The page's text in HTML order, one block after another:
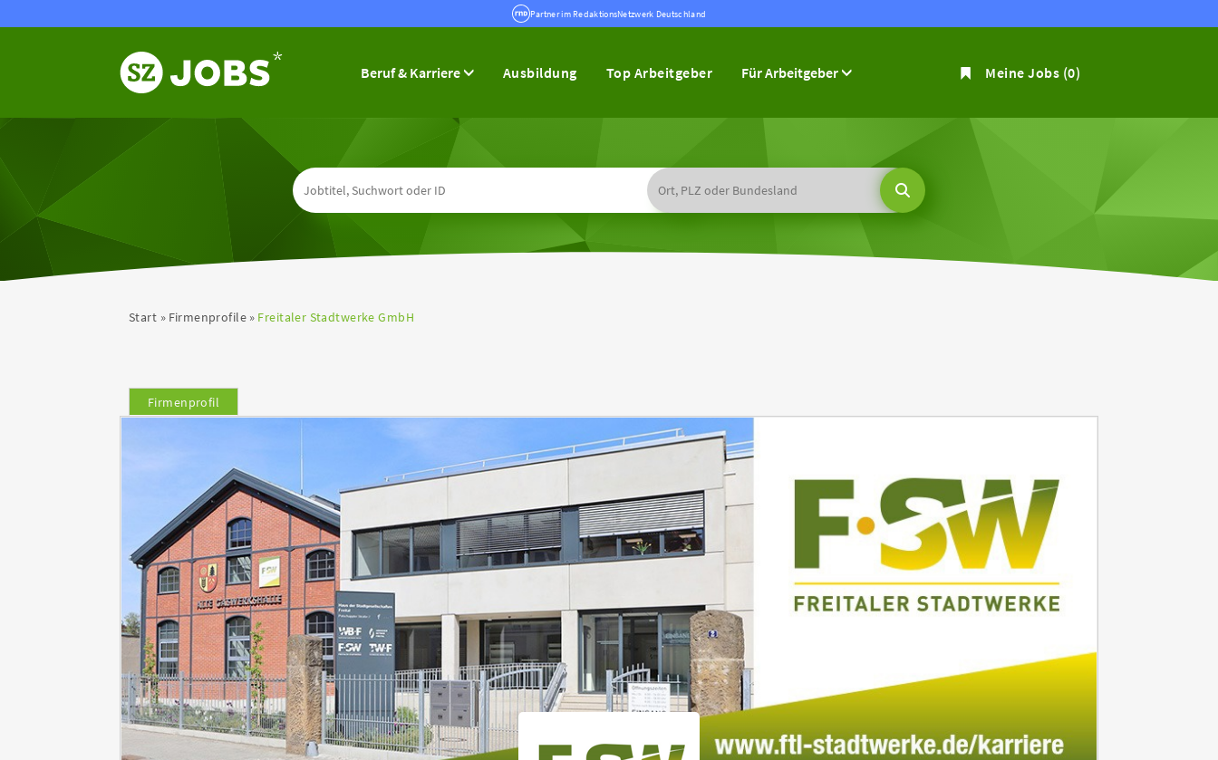
Partner im RedaktionsNetzwerk Deutschland
Beruf & Karriere Ausbildung Top Arbeitgeber Für Arbeitgeber Meine Jobs (0)
Start Firmenprofile Freitaler Stadtwerke GmbH
Firmenprofil